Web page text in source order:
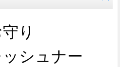
り
シュナー